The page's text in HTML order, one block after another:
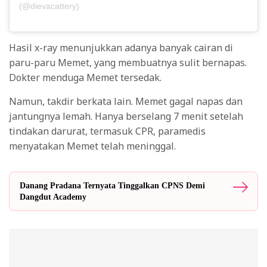
(@dievacattery)
Hasil x-ray menunjukkan adanya banyak cairan di
paru-paru Memet, yang membuatnya sulit bernapas.
Dokter menduga Memet tersedak.
Namun, takdir berkata lain. Memet gagal napas dan
jantungnya lemah. Hanya berselang 7 menit setelah
tindakan darurat, termasuk CPR, paramedis
menyatakan Memet telah meninggal.
Danang Pradana Ternyata Tinggalkan CPNS Demi
Dangdut Academy